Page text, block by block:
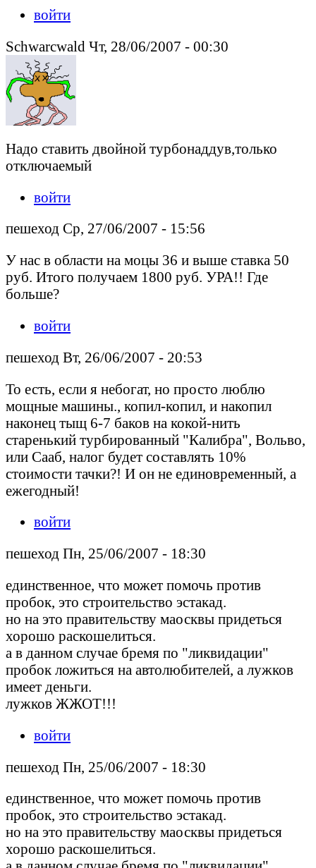
войти
Schwarcwald Чт, 28/06/2007 - 00:30
Надо ставить двойной турбонаддув,только
отключаемый
войти
пешеход Ср, 27/06/2007 - 15:56
У нас в области на моцы 36 и выше ставка 50
руб. Итого получаем 1800 руб. УРА!! Где
больше?
войти
пешеход Вт, 26/06/2007 - 20:53
То есть, если я небогат, но просто люблю
мощные машины., копил-копил, и накопил
наконец тыщ 6-7 баков на кокой-нить
старенький турбированный "Калибра", Вольво,
или Сааб, налог будет составлять 10%
стоимости тачки?! И он не единовременный, а
ежегодный!
войти
пешеход Пн, 25/06/2007 - 18:30
единственное, что может помочь против
пробок, это строительство эстакад.
но на это правительству маосквы придеться
хорошо раскошелиться.
а в данном случае бремя по "ликвидации"
пробок ложиться на автолюбителей, а лужков
имеет деньги.
лужков ЖЖОТ!!!
войти
пешеход Пн, 25/06/2007 - 18:30
единственное, что может помочь против
пробок, это строительство эстакад.
но на это правительству маосквы придеться
хорошо раскошелиться.